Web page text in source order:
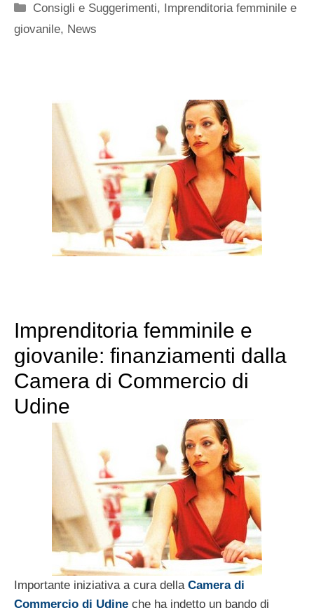
Categorie
Consigli e Suggerimenti, Imprenditoria femminile e
giovanile, News
Imprenditoria femminile e
giovanile: finanziamenti dalla
Camera di Commercio di
Udine
Importante iniziativa a cura della Camera di
Commercio di Udine che ha indetto un bando di